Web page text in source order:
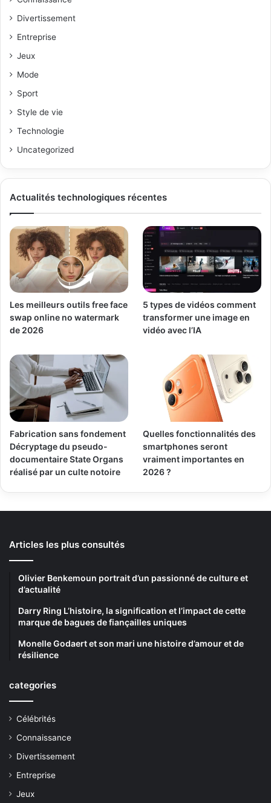
Divertissement
Entreprise
Jeux
Mode
Sport
Style de vie
Technologie
Uncategorized
Actualités technologiques récentes
Les meilleurs outils free face
swap online no watermark
de 2026
5 types de vidéos comment
transformer une image en
vidéo avec l’IA
Fabrication sans fondement
Décryptage du pseudo-
documentaire State Organs
réalisé par un culte notoire
Quelles fonctionnalités des
smartphones seront
vraiment importantes en
2026 ?
Articles les plus consultés
Olivier Benkemoun portrait d’un passionné de culture et
d’actualité
Darry Ring L’histoire, la signification et l’impact de cette
marque de bagues de fiançailles uniques
Monelle Godaert et son mari une histoire d’amour et de
résilience
categories
Célébrités
Connaissance
Divertissement
Entreprise
Jeux